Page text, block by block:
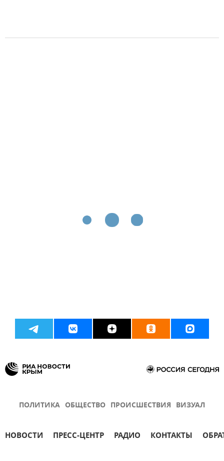
ПОЛИТИКА ОБЩЕСТВО ПРОИСШЕСТВИЯ ВИЗУАЛ
НОВОСТИ ПРЕСС-ЦЕНТР РАДИО КОНТАКТЫ